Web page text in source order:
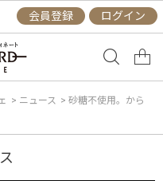
会員登録 ログイン
> ニュース > 砂糖不使用。から